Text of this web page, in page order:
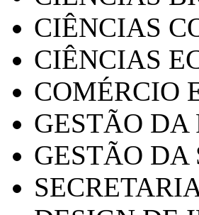
CIÊNCIAS
CIÊNCIAS
COMÉRCIO
GESTÃO
GESTÃO DA